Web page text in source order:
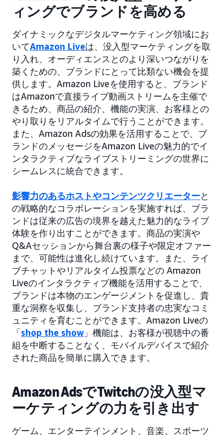
ィングでブランドを高める
ダイナミックなデジタルマーケティング領域にお
いてAmazon Liveは、没入型マーケティングを取
り入れ、オーディエンスとのより深いつながりを
築くための、ブランドにとって比類ない機会を提
供します。Amazon Liveを使用すると、ブランド
はAmazonで直接ライブ動画ストリームを主催で
きるため、商品の紹介、機能の実演、お客様との
やり取りをリアルタイムで行うことができます。
また、Amazon Adsの効果を活用することで、ブ
ランドのメッセージをAmazon Liveの魅力的でイ
ンタラクティブなライブストリーミングの世界に
シームレスに統合できます。
影響力のあるホストやコンテンツクリエーターと
の戦略的なコラボレーションを実施すれば、ブラ
ンドは従来の広告の境界を越えた魅力的なライブ
体験を作り出すことができます。商品の実演や
Q&Aセッションから舞台裏の様子や限定オファー
まで、可能性は進化し続けています。また、ライ
ブチャットやリアルタイム投票などの Amazon
Liveのインタラクティブ機能を活用することで、
ブランドは本物のエンゲージメントを促進し、貴
重な洞察を収集し、ブランド支持者の忠実なコミ
ュニティを育むことができます。Amazon Liveの
「shop the show」機能は、お客様が視聴中の番
組を中断することなく、モバイルデバイスで紹介
された商品を簡単に購入できます。
Amazon AdsでTwitchの没入型マ
ーケティングの力を引き出す
ゲーム、エンターテインメント、音楽、スポーツ